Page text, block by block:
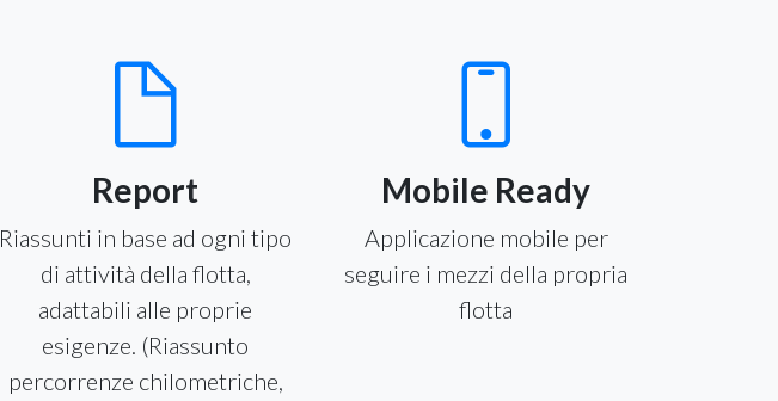
Report
Riassunti in base ad ogni tipo
di attività della flotta,
adattabili alle proprie
esigenze. (Riassunto
percorrenze chilometriche,
Mobile Ready
Applicazione mobile per
seguire i mezzi della propria
flotta